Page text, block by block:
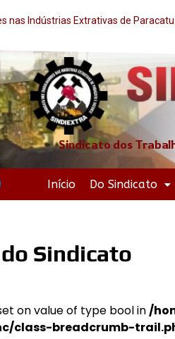
nas Indústrias Extrativas de
Sindicato dos
Início Do Sindicato
Sindicato
on value of type bool in/
class-breadcrumb-